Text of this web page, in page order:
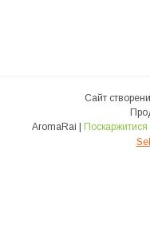
Сайт
Поскаржитися